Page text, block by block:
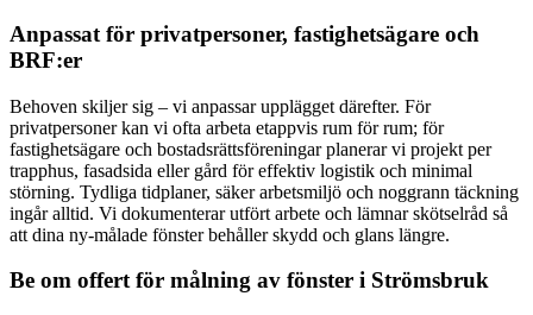
Anpassat för privatpersoner, fastighetsägare och
BRF:er
Behoven skiljer sig – vi anpassar upplägget därefter. För
privatpersoner kan vi ofta arbeta etappvis rum för rum; för
fastighetsägare och bostadsrättsföreningar planerar vi projekt per
trapphus, fasadsida eller gård för effektiv logistik och minimal
störning. Tydliga tidplaner, säker arbetsmiljö och noggrann täckning
ingår alltid. Vi dokumenterar utfört arbete och lämnar skötselråd så
att dina ny-målade fönster behåller skydd och glans längre.
Be om offert för målning av fönster i Strömsbruk